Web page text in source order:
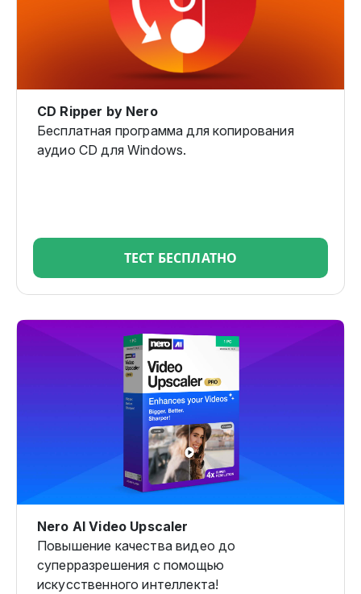
CD Ripper by Nero
Бесплатная программа для копирования
аудио CD для Windows.
ТЕСТ БЕСПЛАТНО
Nero AI Video Upscaler
Повышение качества видео до
суперразрешения с помощью
искусственного интеллекта!